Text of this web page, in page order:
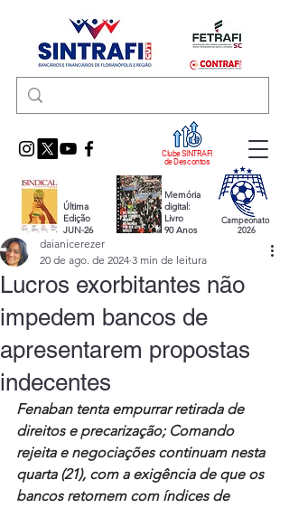
Clube SINTRAFI
de Descontos
Última
Edição
JUN-26
Memória
digital:
Livro
90 Anos
Campeonato
2026
Lucros exorbitantes não
impedem bancos de
apresentarem propostas
indecentes
daianicerezer
20 de ago. de 2024 3 min de leitura
Fenaban tenta empurrar retirada de
direitos e precarização; Comando
rejeita e negociações continuam nesta
quarta (21), com a exigência de que os
bancos retornem com índices de